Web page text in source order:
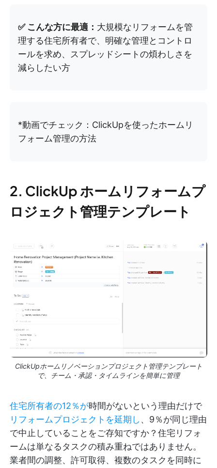
✅ こんな方に最適： 大規模なリフォームを管
理する住宅所有者で、明確な管理とコントロ
ールを求め、スプレッドシートの煩わしさを
減らしたい方
*動画でチェック：ClickUpを使ったホームリ
フォーム管理の方法
2. ClickUp ホームリフォームプ
ロジェクト管理テンプレート
ClickUpホームリノベーションプロジェクト管理テンプレート
で、チーム・承認・タイムラインを簡単に管理
住宅所有者の12％が時間がないという理由だけで
リフォームプロジェクトを延期し 、9％が同じ理由
で中止していることをご存知ですか？住宅リフォ
ームは単なるタスクの積み重ねではありません。
業者間の調整、許可取得、複数のタスクを同時に